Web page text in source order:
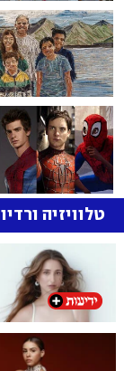
טלוויזיה ורדיו